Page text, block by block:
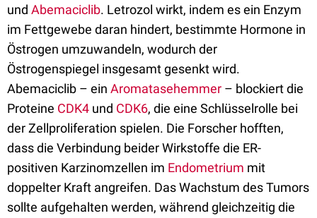
und Abemaciclib. Letrozol wirkt, indem es ein Enzym
im Fettgewebe daran hindert, bestimmte Hormone in
Östrogen umzuwandeln, wodurch der
Östrogenspiegel insgesamt gesenkt wird.
Abemaciclib – ein Aromatasehemmer – blockiert die
Proteine CDK4 und CDK6, die eine Schlüsselrolle bei
der Zellproliferation spielen. Die Forscher hofften,
dass die Verbindung beider Wirkstoffe die ER-
positiven Karzinomzellen im Endometrium mit
doppelter Kraft angreifen. Das Wachstum des Tumors
sollte aufgehalten werden, während gleichzeitig die